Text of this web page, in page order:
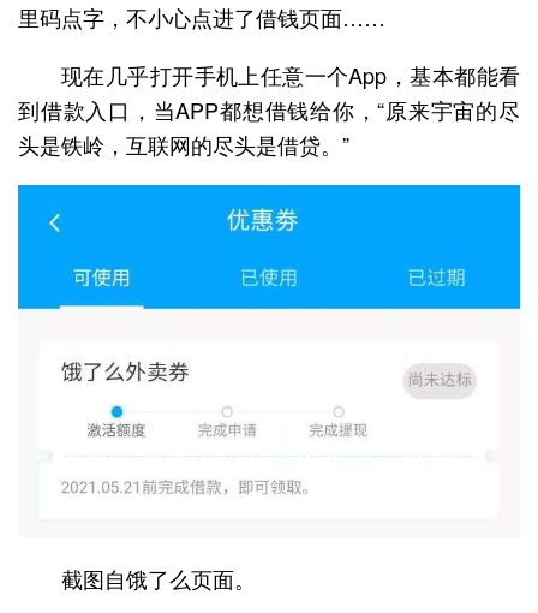
里码点字，不小心点进了借钱页面……
现在几乎打开手机上任意一个App，基本都能看
到借款入口，当APP都想借钱给你，“原来宇宙的尽
头是铁岭，互联网的尽头是借贷。”
截图自饿了么页面。